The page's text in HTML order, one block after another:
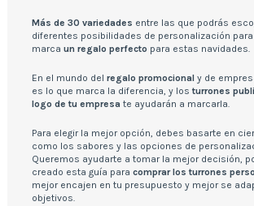
Más de 30 variedades entre las que podrás
diferentes posibilidades de personalización
marca un regalo perfecto para estas navidades.
En el mundo del regalo promocional y de
es lo que marca la diferencia, y los turrones
logo de tu empresa te ayudarán a marcarla.
Para elegir la mejor opción, debes basarte en
como los sabores y las opciones de
Queremos ayudarte a tomar la mejor decisión,
creado esta guía para comprar los turrones
mejor encajen en tu presupuesto y mejor se
objetivos.